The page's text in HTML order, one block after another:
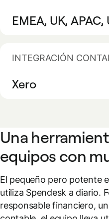
EMEA, UK, APAC,
INTEGRACIÓN
Xero
Una
equipos con
El pequeño pero potente
utiliza Spendesk a diario.
responsable financiero,